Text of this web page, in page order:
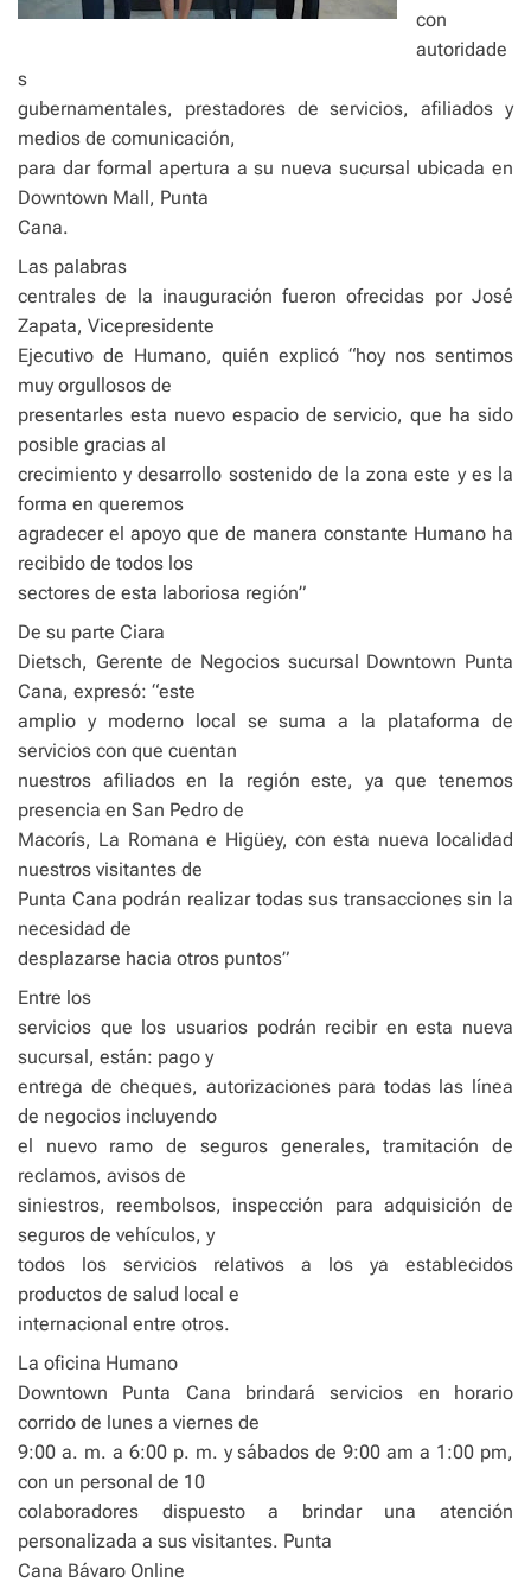
con
autoridade
s
gubernamentales, prestadores de servicios, afiliados y
medios de comunicación,
para dar formal apertura a su nueva sucursal ubicada en
Downtown Mall, Punta
Cana.
Las palabras
centrales de la inauguración fueron ofrecidas por José
Zapata, Vicepresidente
Ejecutivo de Humano, quién explicó “hoy nos sentimos
muy orgullosos de
presentarles esta nuevo espacio de servicio, que ha sido
posible gracias al
crecimiento y desarrollo sostenido de la zona este y es la
forma en queremos
agradecer el apoyo que de manera constante Humano ha
recibido de todos los
sectores de esta laboriosa región”
De su parte Ciara
Dietsch, Gerente de Negocios sucursal Downtown Punta
Cana, expresó: “este
amplio y moderno local se suma a la plataforma de
servicios con que cuentan
nuestros afiliados en la región este, ya que tenemos
presencia en San Pedro de
Macorís, La Romana e Higüey, con esta nueva localidad
nuestros visitantes de
Punta Cana podrán realizar todas sus transacciones sin la
necesidad de
desplazarse hacia otros puntos”
Entre los
servicios que los usuarios podrán recibir en esta nueva
sucursal, están: pago y
entrega de cheques, autorizaciones para todas las línea
de negocios incluyendo
el nuevo ramo de seguros generales, tramitación de
reclamos, avisos de
siniestros, reembolsos, inspección para adquisición de
seguros de vehículos, y
todos los servicios relativos a los ya establecidos
productos de salud local e
internacional entre otros.
La oficina Humano
Downtown Punta Cana brindará servicios en horario
corrido de lunes a viernes de
9:00 a. m. a 6:00 p. m. y sábados de 9:00 am a 1:00 pm,
con un personal de 10
colaboradores dispuesto a brindar una atención
personalizada a sus visitantes. Punta
Cana Bávaro Online